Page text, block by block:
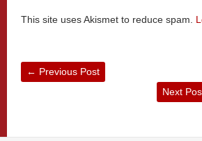
This site uses Akismet to reduce spam.
← Previous Post
Next